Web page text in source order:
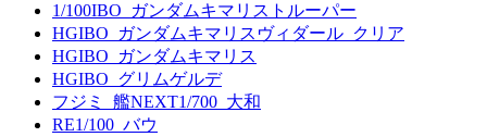
1/100IBO_ガンダムキマリストルーパー
HGIBO_ガンダムキマリスヴィダール_クリア
HGIBO_ガンダムキマリス
HGIBO_グリムゲルデ
フジミ_艦NEXT1/700_大和
RE1/100_バウ